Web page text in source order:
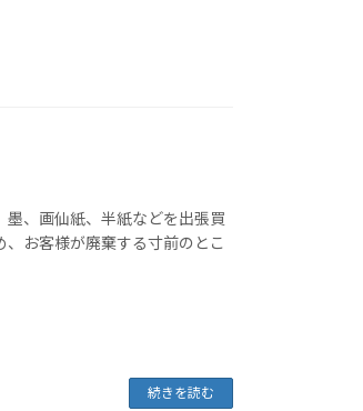
、画仙紙、半紙などを出張買
お客様が廃棄する寸前のとこ
続きを読む